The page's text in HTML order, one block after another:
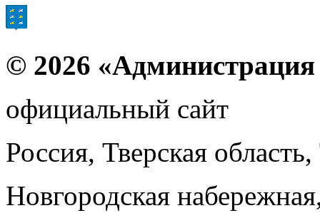
© 2026
официальный сайт
Россия, Тверская
Новгородская